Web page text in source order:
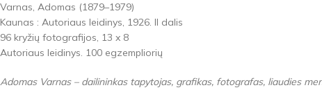
Varnas, Adomas (1879–1979)
Kaunas : Autoriaus leidinys, 1926. II dalis
96 kryžių fotografijos, 13 x 8
Autoriaus leidinys. 100 egzempliorių
Adomas Varnas – dailininkas tapytojas, grafikas, fotografas, liaudies